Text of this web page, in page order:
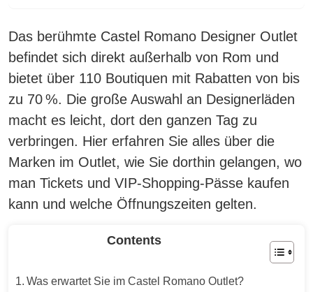
Das berühmte Castel Romano Designer Outlet
befindet sich direkt außerhalb von Rom und
bietet über 110 Boutiquen mit Rabatten von bis
zu 70 %. Die große Auswahl an Designerläden
macht es leicht, dort den ganzen Tag zu
verbringen. Hier erfahren Sie alles über die
Marken im Outlet, wie Sie dorthin gelangen, wo
man Tickets und VIP-Shopping-Pässe kaufen
kann und welche Öffnungszeiten gelten.
Contents
Was erwartet Sie im Castel Romano Outlet?